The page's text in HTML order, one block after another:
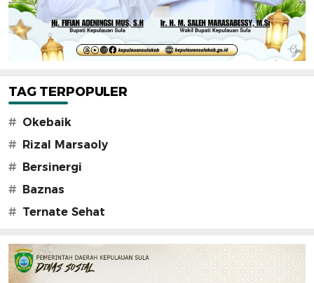
TAG TERPOPULER
# Okebaik
#
Rizal Marsaoly
#
Bersinergi
#
Baznas
# Ternate Sehat